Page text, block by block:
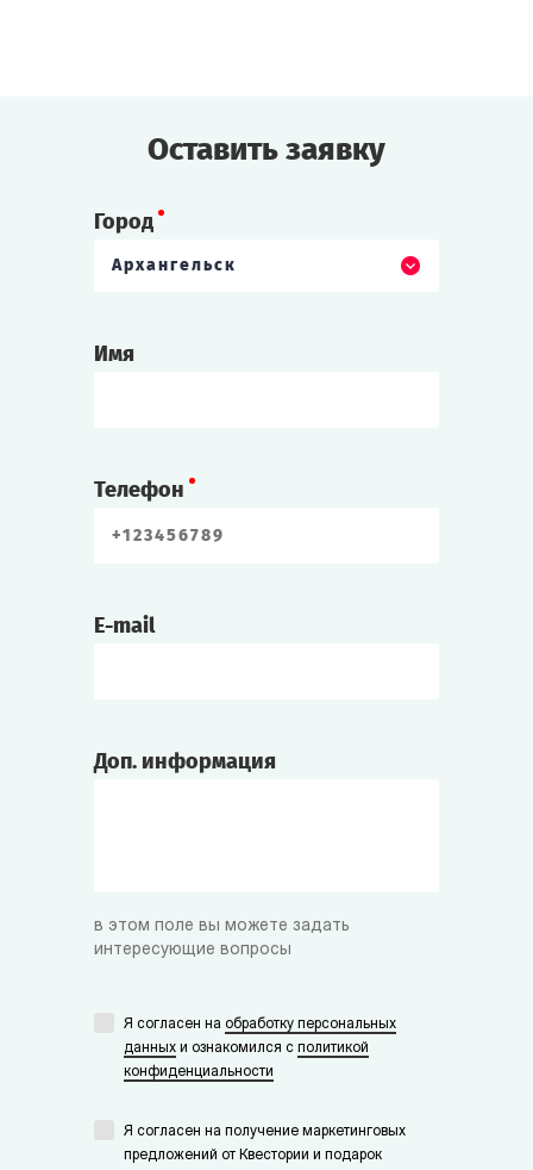
Оставить заявку
Город
Архангельск
Имя
Телефон
E-mail
Доп. информация
в этом поле вы можете задать
интересующие вопросы
Я согласен на обработку персональных
данных и ознакомился с политикой
конфиденциальности
Я согласен на получение маркетинговых
предложений от Квестории и подарок